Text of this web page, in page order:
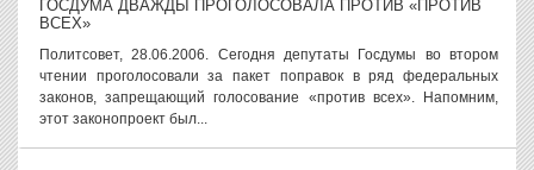
ГОСДУМА ДВАЖДЫ ПРОГОЛОСОВАЛА ПРОТИВ «ПРОТИВ
ВСЕХ»
Политсовет, 28.06.2006. Сегодня депутаты Госдумы во втором
чтении проголосовали за пакет поправок в ряд федеральных
законов, запрещающий голосование «против всех». Напомним,
этот законопроект был...